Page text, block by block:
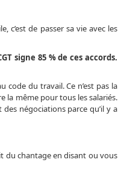
c’est de passer sa vie avec les
signe 85 % de ces accords.
code du travail. Ce n’est pas la
la même pour tous les salariés.
négociations parce qu’il y a
du chantage en disant ou vous